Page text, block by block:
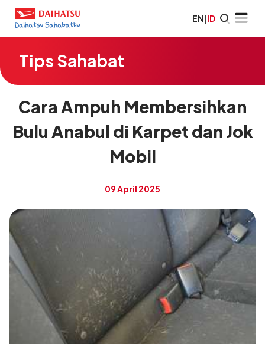
EN|ID
Tips Sahabat
Cara Ampuh Membersihkan
Bulu Anabul di Karpet dan Jok
Mobil
09 April 2025